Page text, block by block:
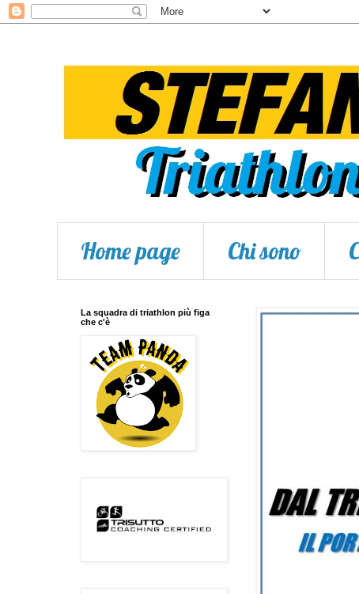
Home page Chi sono
La squadra di triathlon più figa
che c'è